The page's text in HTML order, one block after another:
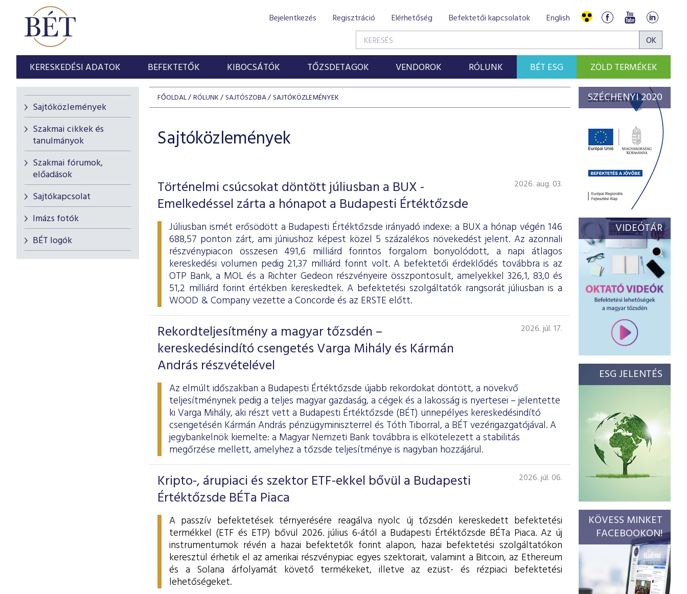
Bejelentkezés Regisztráció Elérhetőség Befektetői kapcsolatok English
KERESKEDÉSI ADATOK BEFEKTETŐK KIBOCSÁTÓK TŐZSDETAGOK VENDOROK RÓLUNK BÉT ESG ZÖLD TERMÉKEK
Sajtóközlemények
Szakmai cikkek és
tanulmányok
Szakmai fórumok,
előadások
Sajtókapcsolat
Imázs fotók
BÉT logók
FŐOLDAL RÓLUNK SAJTÓSZOBA SAJTÓKÖZLEMÉNYEK
Sajtóközlemények
Történelmi csúcsokat döntött júliusban a BUX -
Emelkedéssel zárta a hónapot a Budapesti Értéktőzsde
2026. aug. 03.
Júliusban ismét erősödött a Budapesti Értéktőzsde irányadó indexe: a BUX a hónap végén 146
688,57 ponton zárt, ami júniushoz képest közel 5 százalékos növekedést jelent. Az azonnali
részvénypiacon összesen 491,6 milliárd forintos forgalom bonyolódott, a napi átlagos
kereskedési volumen pedig 21,37 milliárd forint volt. A befektetői érdeklődés továbbra is az
OTP Bank, a MOL és a Richter Gedeon részvényeire összpontosult, amelyekkel 326,1, 83,0 és
51,2 milliárd forint értékben kereskedtek. A befektetési szolgáltatók rangsorát júliusban is a
WOOD & Company vezette a Concorde és az ERSTE előtt.
Rekordteljesítmény a magyar tőzsdén –
kereskedésindító csengetés Varga Mihály és Kármán
András részvételével
2026. júl. 17.
Az elmúlt időszakban a Budapesti Értéktőzsde újabb rekordokat döntött, a növekvő
teljesítménynek pedig a teljes magyar gazdaság, a cégek és a lakosság is nyertesei – jelentette
ki Varga Mihály, aki részt vett a Budapesti Értéktőzsde (BÉT) ünnepélyes kereskedésindító
csengetésén Kármán András pénzügyminiszterrel és Tóth Tiborral, a BÉT vezérigazgatójával. A
jegybankelnök kiemelte: a Magyar Nemzeti Bank továbbra is elkötelezett a stabilitás
megőrzése mellett, amelyhez a tőzsde teljesítménye is nagyban hozzájárul.
Kripto-, árupiaci és szektor ETF-ekkel bővül a Budapesti
Értéktőzsde BÉTa Piaca
2026. júl. 06.
A passzív befektetések térnyerésére reagálva nyolc új tőzsdén kereskedett befektetési
termékkel (ETF és ETP) bővül 2026. július 6-ától a Budapesti Értéktőzsde BÉTa Piaca. Az új
instrumentumok révén a hazai befektetők forint alapon, hazai befektetési szolgáltatókon
keresztül érhetik el az amerikai részvénypiac egyes szektorait, valamint a Bitcoin, az Ethereum
és a Solana árfolyamát követő termékeket, illetve az ezüst- és rézpiaci befektetési
lehetőségeket.
SZÉCHENYI 2020
VIDEÓTÁR
ESG JELENTÉS
KÖVESS MINKET
FACEBOOKON!